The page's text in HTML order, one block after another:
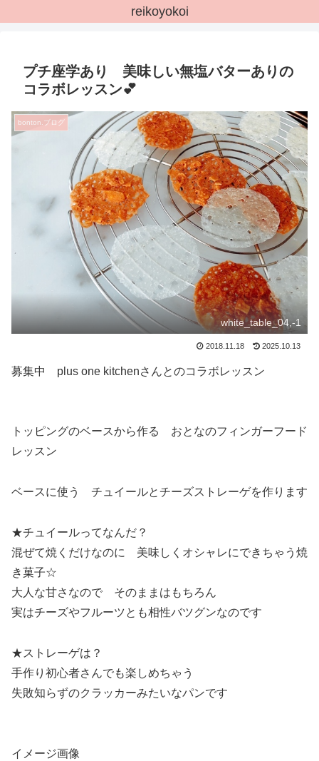
reikoyokoi
プチ座学あり 美味しい無塩バターありの
コラボレッスン💕
bonton.ブログ
white_table_04,-1
2018.11.18 2025.10.13
募集中 plus one kitchenさんとのコラボレッスン
トッピングのベースから作る おとなのフィンガーフード
レッスン
ベースに使う チュイールとチーズストレーゲを作ります
★チュイールってなんだ？
混ぜて焼くだけなのに 美味しくオシャレにできちゃう焼
き菓子☆
大人な甘さなので そのままはもちろん
実はチーズやフルーツとも相性バツグンなのです
★ストレーゲは？
手作り初心者さんでも楽しめちゃう
失敗知らずのクラッカーみたいなパンです
イメージ画像